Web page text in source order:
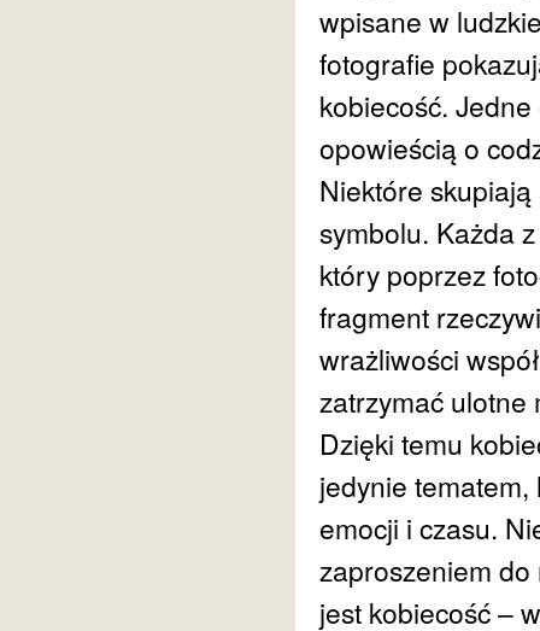
wpisane w
fotografie
kobiecość.
opowieścią o
Niektóre
symbolu. Każda
który poprzez
fragment
wrażliwości
zatrzymać ulotne
Dzięki temu
jedynie
emocji i czasu.
zaproszeniem
jest kobiecość –